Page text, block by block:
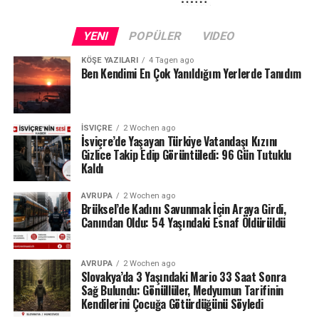
Kuraklığın etkileri yalnızca Schaffhausen ile sınırlı değil.
des Brenets de son derece düşük su seviyeleriyle karşı
karşıya.
24 Temmuz ölçümlerinde göl seviyesi denizden 742,13
metre, çıkıştaki su debisi ise yalnızca saniyede 1,2
metreküp olarak kaydedildi. Su seviyesinin düşmesi
nedeniyle göldeki tekne seferleri de durduruldu.
Lac des Brenets daha önce de uzun kuraklık
dönemlerinde benzer sorunlar yaşamış, özellikle 2022
yazında su seviyesi ciddi şekilde gerilemişti.
Ren Şelalesi’ndeki son durum ise İsviçre’de devam eden
yağış eksikliğinin nehir ve göller üzerindeki etkisini
gözler önüne seriyor.
Kaynak: BAFU / BRK News
YENI POPÜLER VIDEO
KÖŞE YAZILARI 4 Tagen ago
Ben Kendimi En Çok Yanıldığım Yerlerde Tanıdım
İSVIÇRE 2 Wochen ago
İsviçre’de Yaşayan Türkiye Vatandaşı Kızını
Gizlice Takip Edip Görüntüledi: 96 Gün Tutuklu
Kaldı
AVRUPA 2 Wochen ago
Brüksel’de Kadını Savunmak İçin Araya Girdi,
Canından Oldu: 54 Yaşındaki Esnaf Öldürüldü
AVRUPA 2 Wochen ago
Slovakya’da 3 Yaşındaki Mario 33 Saat Sonra
Sağ Bulundu: Gönüllüler, Medyumun Tarifinin
Kendilerini Çocuğa Götürdüğünü Söyledi